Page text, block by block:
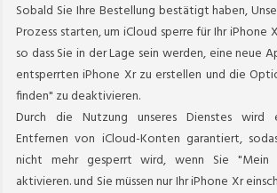
Sobald Sie Ihre Bestellung bestätigt haben,
Prozess starten, um iCloud sperre für Ihr iPhone
so dass Sie in der Lage sein werden, eine neue
entsperrten iPhone Xr zu erstellen und die
finden" zu deaktivieren.
Durch die Nutzung unseres Dienstes wird
Entfernen von iCloud-Konten garantiert,
nicht mehr gesperrt wird, wenn Sie "Mein
aktivieren. und Sie müssen nur Ihr iPhone Xr